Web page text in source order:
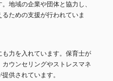
地域の企業や団体と協力し、
ための支援が行われていま
力を入れています。保育士が
ウンセリングやストレスマネ
供されています。